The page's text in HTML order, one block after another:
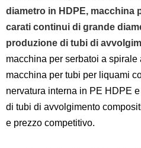
diametro in HDPE, macchina
carati continui di grande
produzione di tubi di
macchina per serbatoi a
macchina per tubi per liquami
nervatura interna in PE HDPE
di tubi di avvolgimento
e prezzo competitivo.